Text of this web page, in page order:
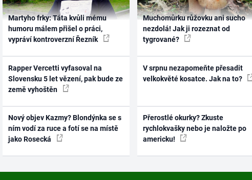
Martyho frky: Táta kvůli mému
humoru málem přišel o práci,
vypráví kontroverzní Řezník
Rapper Vercetti vyfasoval na
Slovensku 5 let vězení, pak bude ze
země vyhoštěn
Nový objev Kazmy? Blondýnka se s
ním vodí za ruce a fotí se na místě
jako Rosecká
Muchomůrku růžovku ani sucho
nezdolá! Jak ji rozeznat od
tygrované?
V srpnu nezapomeňte přesadit
velkokvěté kosatce. Jak na to?
Přerostlé okurky? Zkuste
rychlokvašky nebo je naložte po
americku!